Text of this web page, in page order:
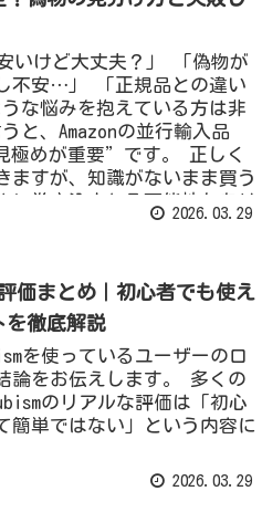
いけど大丈夫？」 「偽物が
不安…」 「正規品との違い
な悩みを抱えている方は非
と、Amazonの並行輸入品
極めが重要”です。 正しく
ますが、知識がないまま買う
に巻き込まれる可能性もあり
輸入品とは何か 正規品との
けるべき商品」が判断できる
2026.03.29
価まとめ｜初心者でも使え
を徹底解説
を使っているユーザーの口
論をお伝えします。 多くの
のリアルな評価は「初心
簡単ではない」という内容に
2026.03.29